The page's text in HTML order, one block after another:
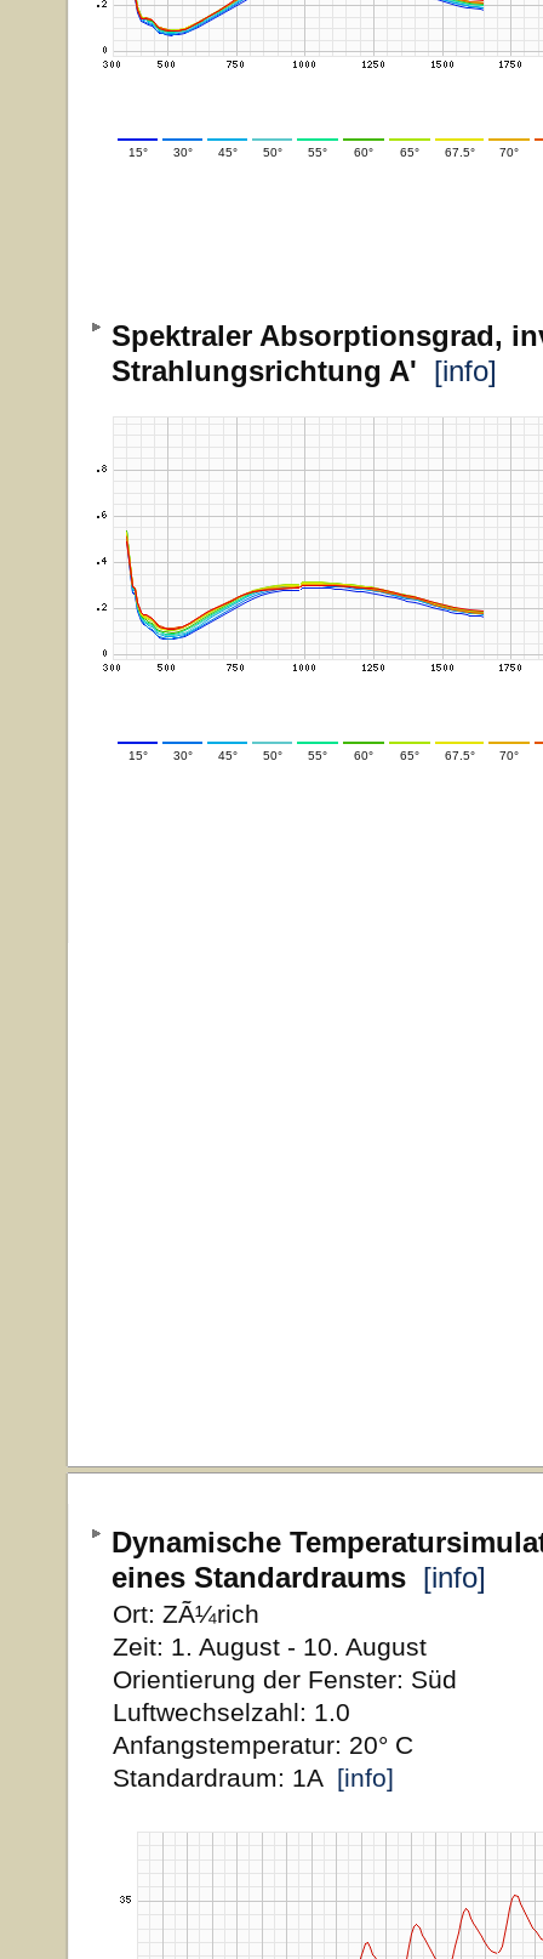
15° 30° 45° 50° 55° 60° 65° 67.5° 70°
Spektraler Absorptionsgrad,
Strahlungsrichtung A' [info]
15° 30° 45° 50° 55° 60° 65° 67.5° 70°
Dynamische
eines Standardraums [info]
Ort: ZÃ¼rich
Zeit: 1. August - 10. August
Orientierung der Fenster: Süd
Luftwechselzahl: 1.0
Anfangstemperatur: 20° C
Standardraum: 1A [info]